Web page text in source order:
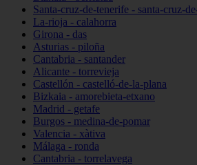
Santa-cruz-de-tenerife - santa-cruz-
La-rioja - calahorra
Girona - das
Asturias - piloña
Cantabria - santander
Alicante - torrevieja
Castellón - castelló-de-la-plana
Bizkaia - amorebieta-etxano
Madrid - getafe
Burgos - medina-de-pomar
Valencia - xàtiva
Málaga - ronda
Cantabria - torrelavega